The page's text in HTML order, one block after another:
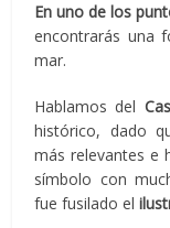
En uno de los
encontrarás una
mar.
Hablamos del
histórico, dado
más relevantes e
símbolo con
fue fusilado el